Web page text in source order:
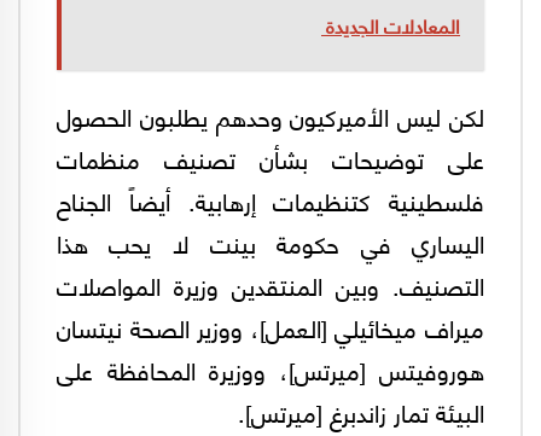
المعادلات الجديدة
لكن ليس الأميركيون وحدهم يطلبون الحصول
على توضيحات بشأن تصنيف منظمات
فلسطينية كتنظيمات إرهابية. أيضاً الجناح
اليساري في حكومة بينت لا يحب هذا
التصنيف. وبين المنتقدين وزيرة المواصلات
ميراف ميخائيلي [العمل]، ووزير الصحة نيتسان
هوروفيتس [ميرتس]، ووزيرة المحافظة على
البيئة تمار زاندبرغ [ميرتس].